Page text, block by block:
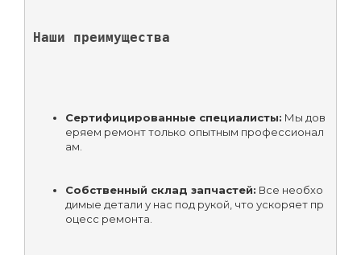
Наши преимущества
Сертифицированные специалисты: Мы дов
еряем ремонт только опытным профессионал
ам.
Собственный склад запчастей: Все необхо
димые детали у нас под рукой, что ускоряет пр
оцесс ремонта.